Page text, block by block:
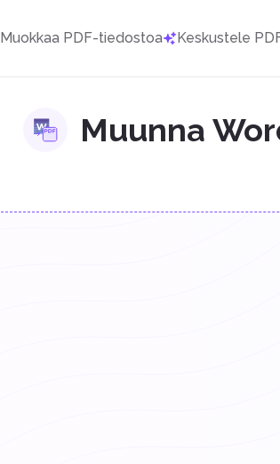
Muokkaa PDF-tiedostoa Keskustele
Muunna